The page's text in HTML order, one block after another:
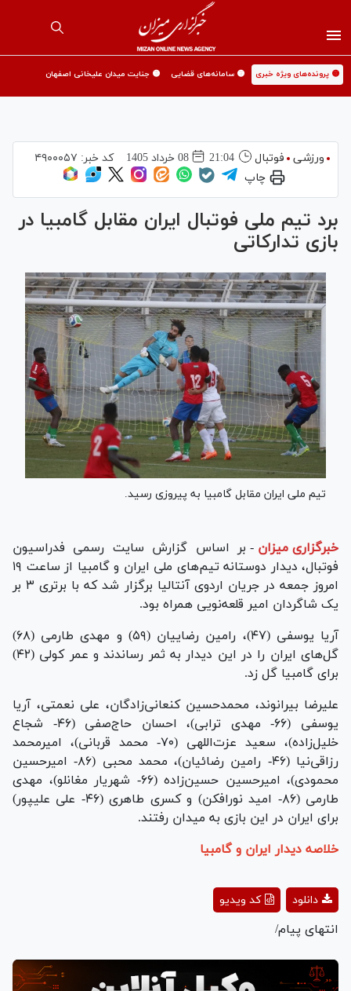
🟡 پرونده‌های ویژه خبری 🟡 سامانه‌های قضایی 🟡 جنایت میدان علیخانی اصفهان
ورزشی فوتبال 21:04 08 خرداد 1405 کد خبر: ۴۹۰۰۰۵۷
چاپ
برد تیم ملی فوتبال ایران مقابل گامبیا در
بازی تدارکاتی
تیم ملی ایران مقابل گامبیا به پیروزی رسید.
خبرگزاری میزان - بر اساس گزارش سایت رسمی فدراسیون
فوتبال، دیدار دوستانه تیم‌های ملی ایران و گامبیا از ساعت ۱۹
امروز جمعه در جریان اردوی آنتالیا برگزار شد که با برتری ۳ بر
یک شاگردان امیر قلعه‌نویی همراه بود.
آریا یوسفی (۴۷)، رامین رضاییان (۵۹) و مهدی طارمی (۶۸)
گل‌های ایران را در این دیدار به ثمر رساندند و عمر کولی (۴۲)
برای گامبیا گل زد.
علیرضا بیرانوند، محمدحسین کنعانی‌زادگان، علی نعمتی، آریا
یوسفی (۶۶- مهدی ترابی)، احسان حاج‌صفی (۴۶- شجاع
خلیل‌زاده)، سعید عزت‌اللهی (۷۰- محمد قربانی)، امیرمحمد
رزاقی‌نیا (۴۶- رامین رضائیان)، محمد محبی (۸۶- امیرحسین
محمودی)، امیرحسین حسین‌زاده (۶۶- شهریار مغانلو)، مهدی
طارمی (۸۶- امید نورافکن) و کسری طاهری (۴۶- علی علیپور)
برای ایران در این بازی به میدان رفتند.
خلاصه دیدار ایران و گامبیا
Playکد ویدیو دانلود
انتهای پیام/